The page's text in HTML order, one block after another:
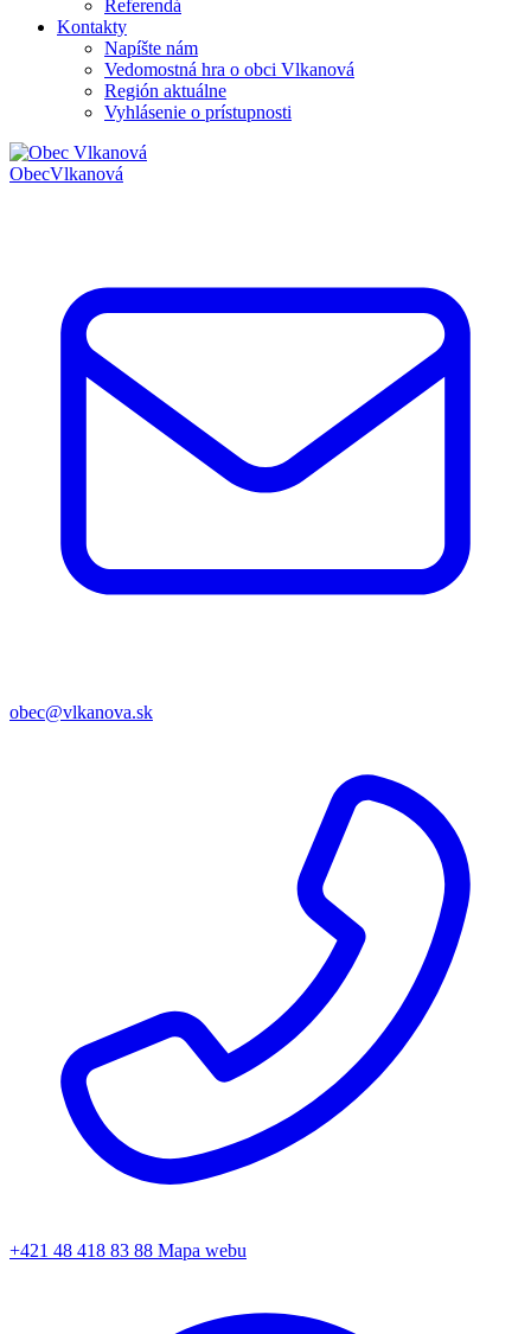
Referendá
Kontakty
Napíšte nám
Vedomostná hra o obci Vlkanová
Región aktuálne
Vyhlásenie o prístupnosti
ObecVlkanová
obec@vlkanova.sk
+421 48 418 83 88 Mapa webu